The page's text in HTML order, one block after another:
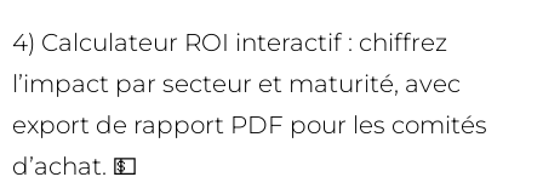
4) Calculateur ROI interactif : chiffrez
l’impact par secteur et maturité, avec
export de rapport PDF pour les comités
d’achat. 💵